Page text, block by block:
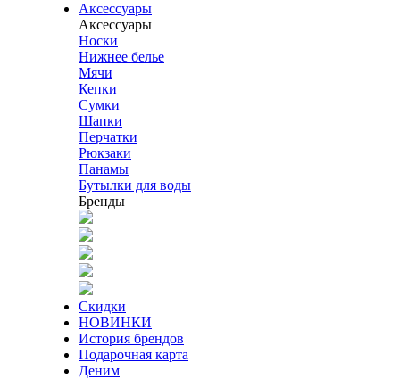
Аксессуары
Аксессуары
Носки
Нижнее белье
Мячи
Кепки
Сумки
Шапки
Перчатки
Рюкзаки
Панамы
Бутылки для воды
Бренды
Скидки
НОВИНКИ
История брендов
Подарочная карта
Деним